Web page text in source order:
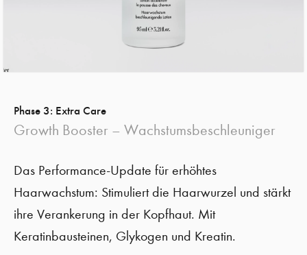
Phase 3: Extra Care
Growth Booster – Wachstumsbeschleuniger
Das Performance-Update für erhöhtes
Haarwachstum: Stimuliert die Haarwurzel und stärkt
ihre Verankerung in der Kopfhaut. Mit
Keratinbausteinen, Glykogen und Kreatin.